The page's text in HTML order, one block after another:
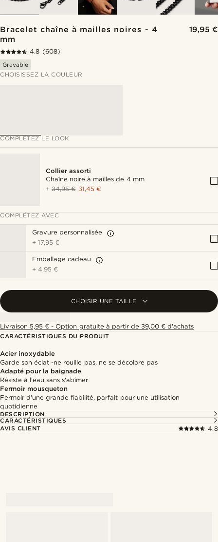
Bracelet chaîne à mailles noires - 4
mm
19,95 €
4.8 (608)
Gravable
CHOISISSEZ LA COULEUR
COMPLÉTEZ LE LOOK
Collier assorti
Chaîne noire à mailles de 4 mm
+34,95 € 31,45 €
COMPLÉTEZ AVEC
Gravure personnalisée
+17,95 €
Emballage cadeau
+4,95 €
CHOISIR UNE TAILLE
Livraison 5,95 € - Option gratuite à partir de 39,00 € d'achats
CARACTÉRISTIQUES DU PRODUIT
Acier inoxydable
Garde son éclat -ne rouille pas, ne se décolore pas
Adapté pour la baignade
Résiste à l'eau sans s'abîmer
Fermoir mousqueton
Fermoir d'une grande fiabilité, parfait pour une utilisation
quotidienne
DESCRIPTION
CARACTÉRISTIQUES
AVIS CLIENT
4.8